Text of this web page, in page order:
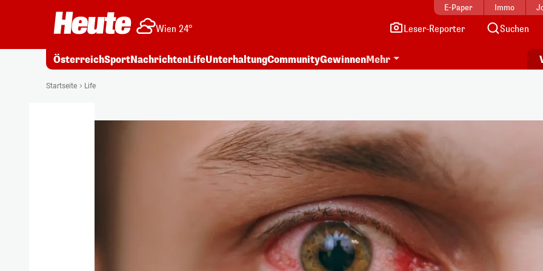
E-Paper Immo
Wien 24° Leser-Reporter Suchen
ÖsterreichSportNachrichtenLifeUnterhaltungCommunityGewinnenMehr
Startseite Life